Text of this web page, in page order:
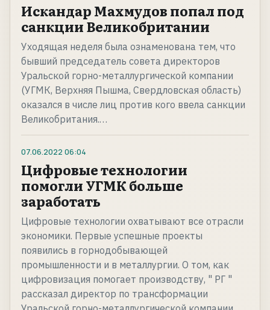
Искандар Махмудов попал под
санкции Великобритании
Уходящая неделя была ознаменована тем, что
бывший председатель совета директоров
Уральской горно-металлургической компании
(УГМК, Верхняя Пышма, Свердловская область)
оказался в числе лиц против кого ввела санкции
Великобритания.…
07.06.2022 06:04
Цифровые технологии
помогли УГМК больше
заработать
Цифровые технологии охватывают все отрасли
экономики. Первые успешные проекты
появились в горнодобывающей
промышленности и в металлургии. О том, как
цифровизация помогает производству, " РГ "
рассказал директор по трансформации